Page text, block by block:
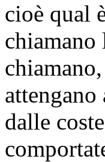
cioè qual
dalle